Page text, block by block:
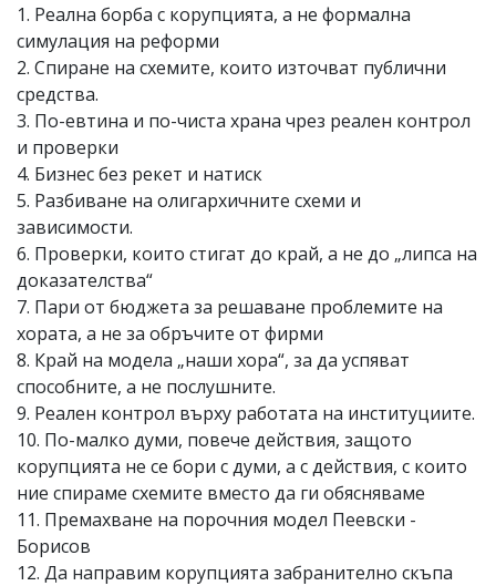
1. Реална борба с корупцията, а не формална
симулация на реформи
2. Спиране на схемите, които източват публични
средства.
3. По-евтина и по-чиста храна чрез реален контрол
и проверки
4. Бизнес без рекет и натиск
5. Разбиване на олигархичните схеми и
зависимости.
6. Проверки, които стигат до край, а не до „липса на
доказателства“
7. Пари от бюджета за решаване проблемите на
хората, а не за обръчите от фирми
8. Край на модела „наши хора“, за да успяват
способните, а не послушните.
9. Реален контрол върху работата на институциите.
10. По-малко думи, повече действия, защото
корупцията не се бори с думи, а с действия, с които
ние спираме схемите вместо да ги обясняваме
11. Премахване на порочния модел Пеевски -
Борисов
12. Да направим корупцията забранително скъпа